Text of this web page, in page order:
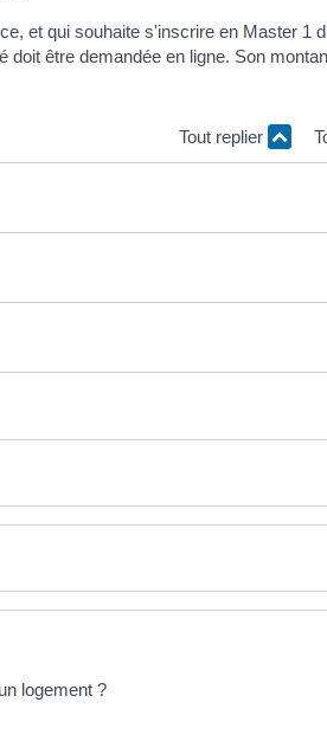
et qui souhaite s'inscrire en Master 1
doit être demandée en ligne. Son
Tout replier
logement ?